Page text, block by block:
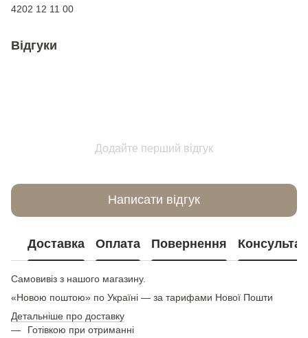
4202 12 11 00
Відгуки
Додайте перший відгук
Написати відгук
Доставка Оплата Повернення
Самовивіз з нашого магазину.
«Новою поштою» по Україні — за тарифами Нової Пошти
Детальніше про доставку
Готівкою при отриманні